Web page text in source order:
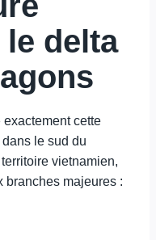
delta
exactement cette
le sud du
vietnamien,
branches majeures :